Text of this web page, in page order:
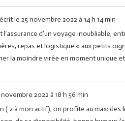
le 25 novembre 2022 à 14 h 14 min
l’assurance d’un voyage inoubliable,
repas et logistique « aux petits
la moindre virée en moment unique
novembre 2022 à 18 h 56 min
( 2 à mon actif), on profite au max: